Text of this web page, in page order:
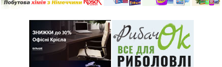
НОВИНИ ВОЛИНІ
ОСНОВНІ ПОКАЗНИКИ
МЕДИЦИНА
ПЛАНИ РОБОТИ ВИКОНАВЧОГО КОМІТЕТУ
2023
ІНФОРМАЦІЯ ДЛЯ ВПО
ІНФОРМАЦІЯ ПРО ОБ’ЄКТИ КОМУНАЛЬНОЇ ВЛАСНОСТІ
ПОЖЕЖНО-РЯТУВАЛЬНА ЧАСТИНА
НОВОВОЛИНСЬКА ТЕРИТОРІАЛЬНА ГРОМАДА
НОВИНИ НОВОВОЛИНСЬКА
ЦЕНТР ЗАЙНЯТОСТІ
КУЛЬТУРНО-МИСТЕЦЬКІ ЗАХОДИ